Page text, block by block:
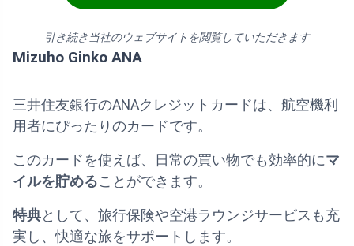
引き続き当社のウェブサイトを閲覧していただきます
Mizuho Ginko ANA
三井住友銀行のANAクレジットカードは、航空機利
用者にぴったりのカードです。
このカードを使えば、日常の買い物でも効率的にマ
イルを貯めることができます。
特典として、旅行保険や空港ラウンジサービスも充
実し、快適な旅をサポートします。